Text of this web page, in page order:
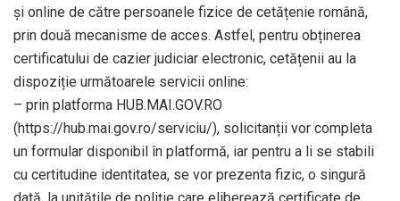
și online de către persoanele fizice de cetățenie română,
prin două mecanisme de acces. Astfel, pentru obținerea
certificatului de cazier judiciar electronic, cetățenii au la
dispoziție următoarele servicii online:
– prin platforma HUB.MAI.GOV.RO
(https://hub.mai.gov.ro/serviciu/), solicitanții vor completa
un formular disponibil în platformă, iar pentru a li se stabili
cu certitudine identitatea, se vor prezenta fizic, o singură
dată, la unitățile de poliție care eliberează certificate de